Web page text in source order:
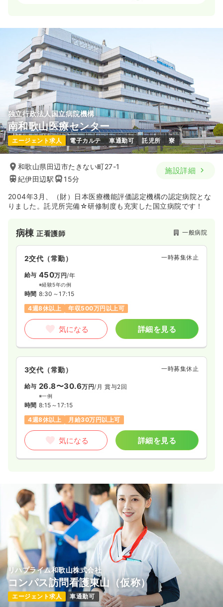
17.8〜26.6
※一例
時間 8:30～17:30
担当業務未経験可
月給26万円以上可
気になる 詳細を見る
独立行政法人国立病院機構
南和歌山医療センター
エージェント求人 電子カルテ 車通勤可 託児所 寮
和歌山県田辺市たきない町27-1
紀伊田辺駅
15分
施設詳細
2004年3月、（財）日本医療機能評価認定機構の認定病院とな
りました。託児所完備☆研修制度も充実した国立病院です！
病棟正看護師 一般病院
2交代（常勤） 一時募集休止
給与 450万円/年
※経験5年の例
時間 8:30～17:15
4週8休以上
年収500万円以上可
気になる 詳細を見る
3交代（常勤） 一時募集休止
給与 26.8〜30.6万円/月 賞与2回
※一例
時間 8:15～17:15
4週8休以上
月給30万円以上可
気になる 詳細を見る
リハプライム和歌山株式会社
コンパス訪問看護東山（仮称）
エージェント求人 車通勤可